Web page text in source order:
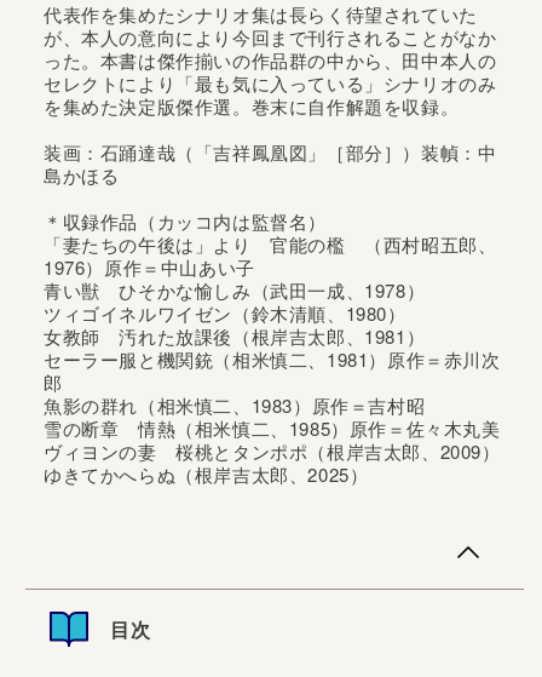
の自選作品集。幻の傑作シナリオ『ゆきてかへらぬ』（根
岸吉太郎監督）の映画化記念刊行。代表作を集めたシナリ
代表作を集めたシナリオ集は長らく待望されていた
が、本人の意向により今回まで刊行されることがなか
った。本書は傑作揃いの作品群の中から、田中本人の
セレクトにより「最も気に入っている」シナリオのみ
を集めた決定版傑作選。巻末に自作解題を収録。
装画：石踊達哉（「吉祥鳳凰図」［部分］）装幀：中
島かほる
＊収録作品（カッコ内は監督名）
「妻たちの午後は」より 官能の檻 （西村昭五郎、
1976）原作＝中山あい子
青い獣 ひそかな愉しみ（武田一成、1978）
ツィゴイネルワイゼン（鈴木清順、1980）
女教師 汚れた放課後（根岸吉太郎、1981）
セーラー服と機関銃（相米慎二、1981）原作＝赤川次
郎
魚影の群れ（相米慎二、1983）原作＝吉村昭
雪の断章 情熱（相米慎二、1985）原作＝佐々木丸美
ヴィヨンの妻 桜桃とタンポポ（根岸吉太郎、2009）
ゆきてかへらぬ（根岸吉太郎、2025）
目次